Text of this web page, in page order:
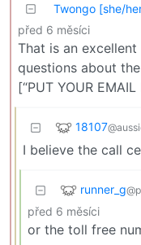
Twongo [she/
před 6 měsíci
That is an
questions about
[“PUT YOUR EMAIL
18107
I believe the call
runner_g
před 6 měsíci
or the toll free